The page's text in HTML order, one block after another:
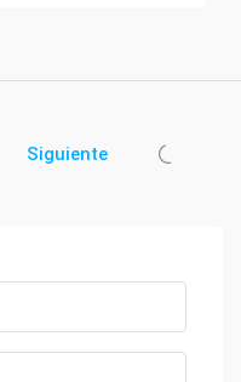
Siguiente